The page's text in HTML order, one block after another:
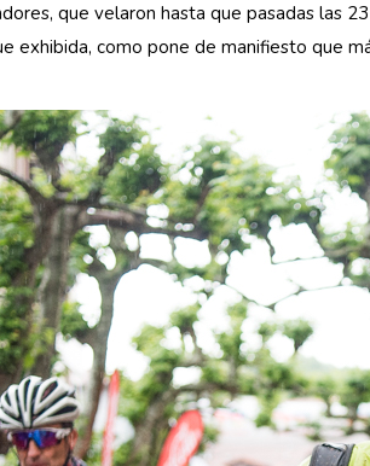
que velaron hasta que pasadas las
exhibida, como pone de manifiesto que